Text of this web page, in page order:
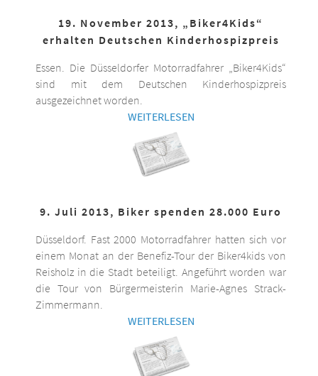
19. November 2013, „Biker4Kids“
erhalten Deutschen Kinderhospizpreis
Essen. Die Düsseldorfer Motorradfahrer „Biker4Kids“
sind mit dem Deutschen Kinderhospizpreis
ausgezeichnet worden.
WEITERLESEN
9. Juli 2013, Biker spenden 28.000 Euro
Düsseldorf. Fast 2000 Motorradfahrer hatten sich vor
einem Monat an der Benefiz-Tour der Biker4kids von
Reisholz in die Stadt beteiligt. Angeführt worden war
die Tour von Bürgermeisterin Marie-Agnes Strack-
Zimmermann.
WEITERLESEN